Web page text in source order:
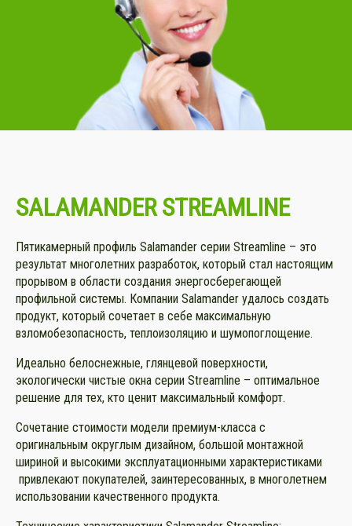
SALAMANDER STREAMLINE
Пятикамерный профиль Salamander серии Streamline – это
результат многолетних разработок, который стал настоящим
прорывом в области создания энергосберегающей
профильной системы. Компании Salamander удалось создать
продукт, который сочетает в себе максимальную
взломобезопасность, теплоизоляцию и шумопоглощение.
Идеально белоснежные, глянцевой поверхности,
экологически чистые окна серии Streamline – оптимальное
решение для тех, кто ценит максимальный комфорт.
Сочетание стоимости модели премиум-класса с
оригинальным округлым дизайном, большой монтажной
шириной и высокими эксплуатационными характеристиками
привлекают покупателей, заинтересованных, в многолетнем
использовании качественного продукта.